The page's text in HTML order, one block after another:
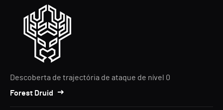
Descoberta de trajectória de ataque de nível 0
Forest Druid